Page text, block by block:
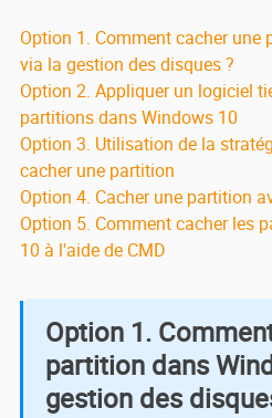
Option 1. Comment cacher
via la gestion des disques ?
Option 2. Appliquer un logiciel
partitions dans Windows 10
Option 3. Utilisation de la
cacher une partition
Option 4. Cacher une partition
Option 5. Comment cacher les
10 à l'aide de CMD
Option 1.
partition dans
gestion des